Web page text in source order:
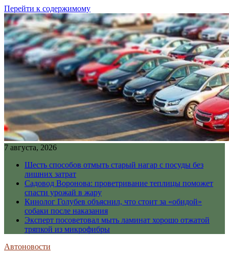
Перейти к содержимому
7 августа, 2026
Шесть способов отмыть старый нагар с посуды без
лишних затрат
Садовод Воронова: проветривание теплицы поможет
спасти урожай в жару
Кинолог Голубев объяснил, что стоит за «обидой»
собаки после наказания
Эксперт посоветовал мыть ламинат хорошо отжатой
тряпкой из микрофибры
Автоновости